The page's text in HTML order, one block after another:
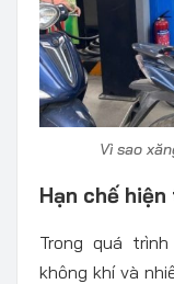
Vì sao
Hạn chế
Trong quá
không khí và